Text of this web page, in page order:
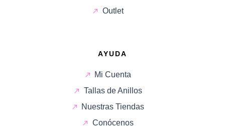
Outlet
AYUDA
Mi Cuenta
Tallas de Anillos
Nuestras Tiendas
Conócenos